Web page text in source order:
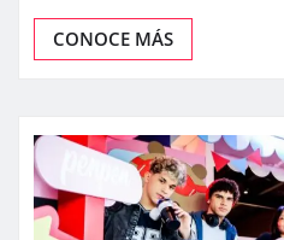
CONOCE MÁS